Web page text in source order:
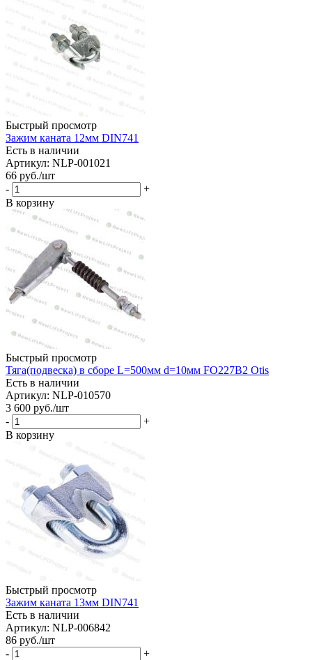
Быстрый просмотр
Зажим каната 12мм DIN741
Есть в наличии
Артикул: NLP-001021
66 руб./шт
-
+
В корзину
Быстрый просмотр
Тяга(подвеска) в сборе L=500мм d=10мм FO227B2 Otis
Есть в наличии
Артикул: NLP-010570
3 600 руб./шт
-
+
В корзину
Быстрый просмотр
Зажим каната 13мм DIN741
Есть в наличии
Артикул: NLP-006842
86 руб./шт
-
+